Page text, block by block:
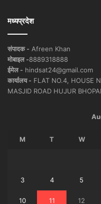
मध्यप्रदेश
संपादक - Afreen Khan
मोबाइल -8889318888
ईमेल - hindsat24@gmail.com
कार्यालय - FLAT NO.4, HOUSE
MASJID ROAD HUJUR
M T W
3 4 5
10 11 12